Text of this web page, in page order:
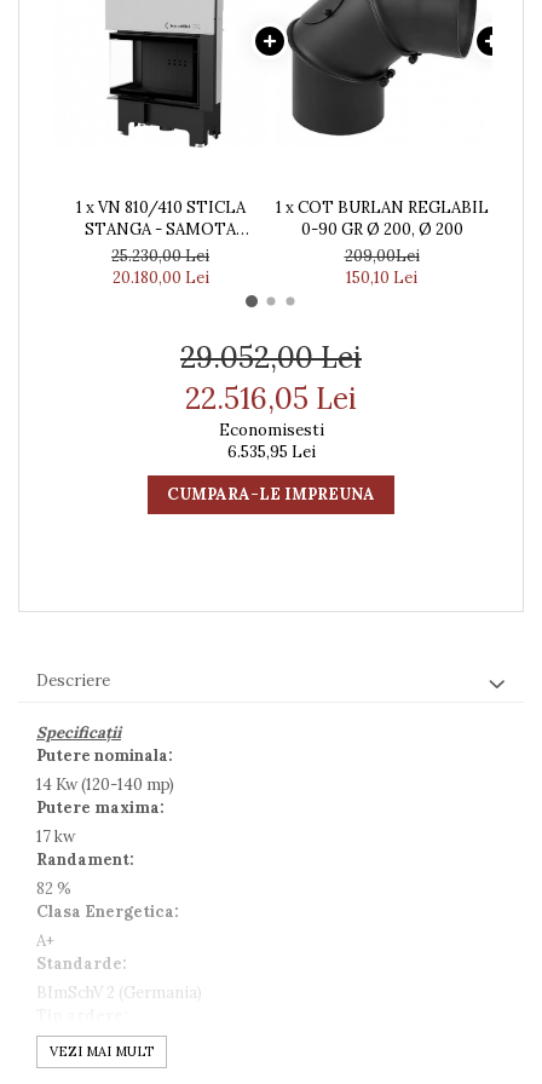
1 x VN 810/410 STICLA
STANGA - SAMOTA
NEAGRA
25.230,00 Lei
20.180,00 Lei
1 x COT BURLAN REGLABIL
0-90 GR Ø 200, Ø 200
209,00Lei
150,10 Lei
29.052,00 Lei
22.516,05 Lei
Economisesti
6.535,95 Lei
CUMPARA-LE IMPREUNA
Descriere
Specificații
Putere nominala:
14 Kw (120-140 mp)
Putere maxima:
17 kw
Randament:
82 %
Clasa Energetica:
A+
Standarde:
BImSchV 2 (Germania)
Tripla combustie
Gama:
VEZI MAI MULT